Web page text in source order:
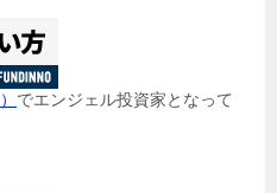
でエンジェル投資家となって